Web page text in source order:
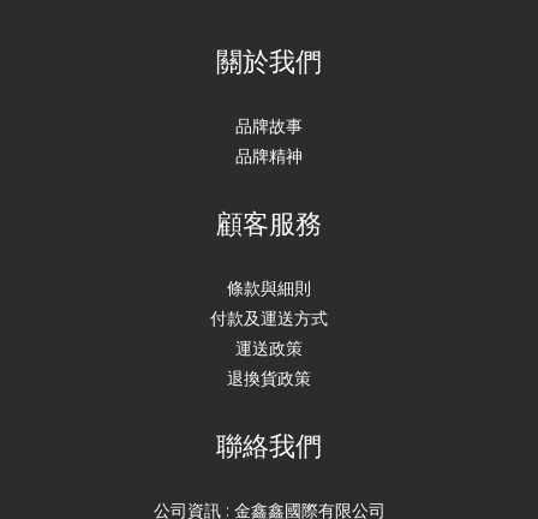
關於我們
品牌故事
品牌精神
顧客服務
條款與細則
付款及運送方式
運送政策
退換貨政策
聯絡我們
公司資訊 : 金鑫鑫國際有限公司